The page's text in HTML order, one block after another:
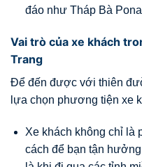
đáo như Tháp Bà
Vai trò của xe khách
Trang
Để đến được với thiên
lựa chọn phương tiện xe
Xe khách không chỉ là
cách để bạn tận